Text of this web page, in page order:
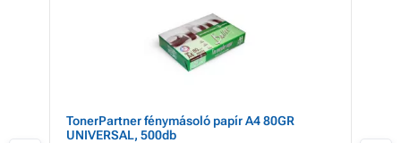
TonerPartner fénymásoló papír A4 80GR
UNIVERSAL, 500db